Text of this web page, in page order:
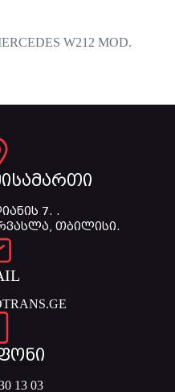
W212 MOD.
7. .
თბილისი.
13 03